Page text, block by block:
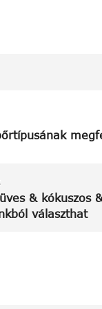
& kókuszos
választhat